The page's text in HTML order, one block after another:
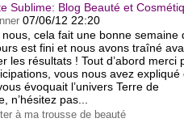
Sublime: Blog Beauté et
07/06/12 22:20
nous, cela fait une bonne semaine
est fini et nous avons traîné
les résultats ! Tout d’abord merci
vous nous avez expliqué
évoquait l’univers Terre de
n’hésitez pas...
à ma trousse de beauté